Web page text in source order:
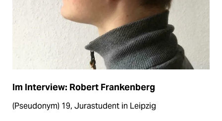
Im Interview: Robert Frankenberg
(Pseudonym) 19, Jurastudent in Leipzig